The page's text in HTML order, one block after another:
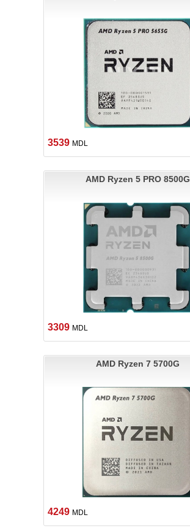
3539 MDL
AMD Ryzen 5 PRO 8500G
3309 MDL
AMD Ryzen 7 5700G
4249 MDL